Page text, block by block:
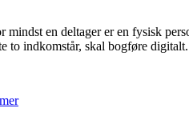
mindst en deltager er en fysisk
to indkomstår, skal bogføre digitalt.